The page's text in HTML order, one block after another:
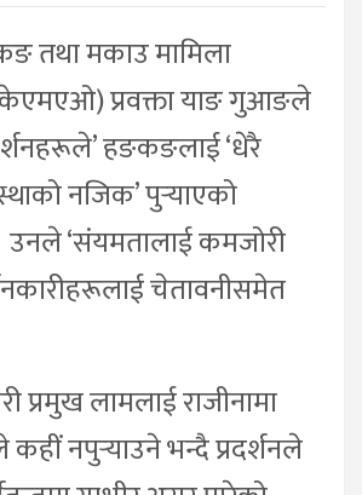
तथा मकाउ मामिला
प्रवक्ता याङ गुआङले
हङकङलाई ‘धेरै
नजिक’ पुर्‍याएको
‘संयमतालाई कमजोरी
चेतावनीसमेत
प्रमुख लामलाई राजीनामा
कहीं नपुर्‍याउने भन्दै प्रदर्शनले